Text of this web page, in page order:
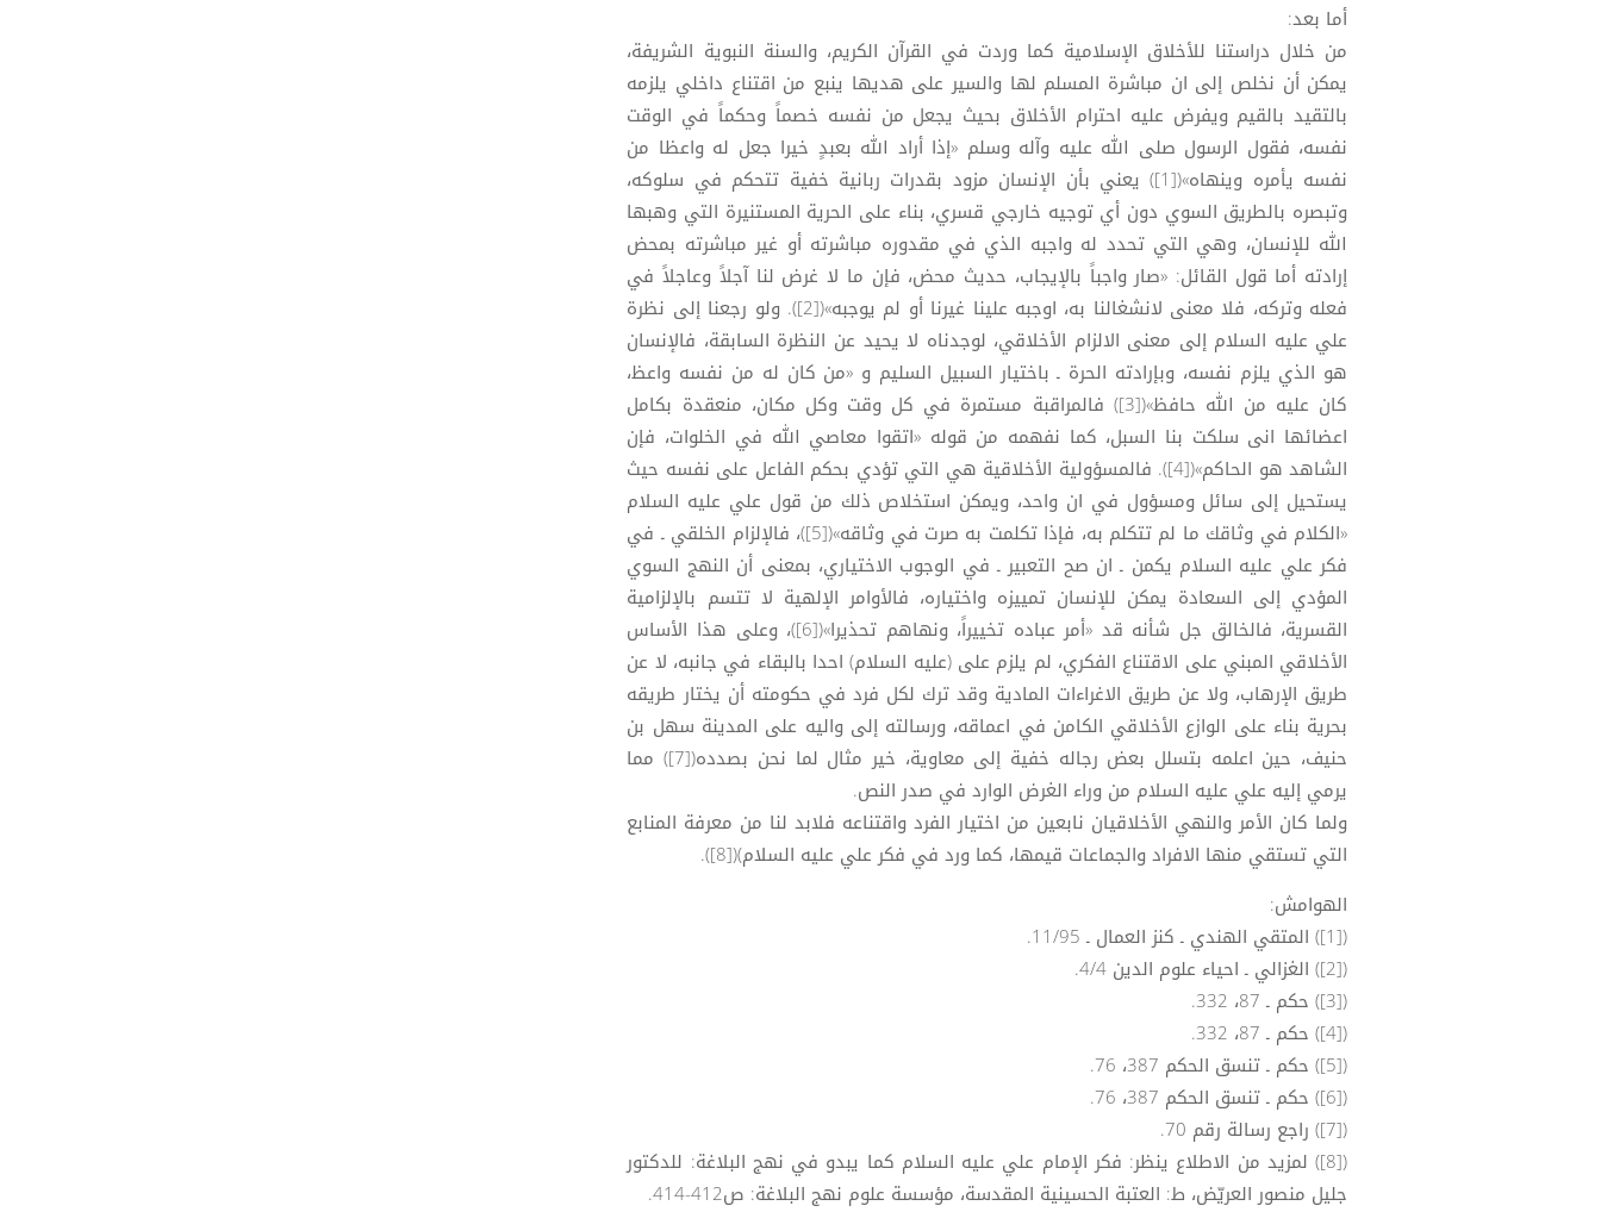
أما بعد:
من خلال دراستنا للأخلاق الإسلامية كما وردت في القرآن الكريم، والسنة النبوية الشريفة،
يمكن أن نخلص إلى ان مباشرة المسلم لها والسير على هديها ينبع من اقتناع داخلي يلزمه
بالتقيد بالقيم ويفرض عليه احترام الأخلاق بحيث يجعل من نفسه خصماً وحكماً في الوقت
نفسه، فقول الرسول صلى الله عليه وآله وسلم «إذا أراد الله بعبدٍ خيرا جعل له واعظا من
نفسه يأمره وينهاه»([1]) يعني بأن الإنسان مزود بقدرات ربانية خفية تتحكم في سلوكه،
وتبصره بالطريق السوي دون أي توجيه خارجي قسري، بناء على الحرية المستنيرة التي وهبها
الله للإنسان، وهي التي تحدد له واجبه الذي في مقدوره مباشرته أو غير مباشرته بمحض
إرادته أما قول القائل: «صار واجباً بالإيجاب، حديث محض، فإن ما لا غرض لنا آجلاً وعاجلاً في
فعله وتركه، فلا معنى لانشغالنا به، اوجبه علينا غيرنا أو لم يوجبه»([2]). ولو رجعنا إلى نظرة
علي عليه السلام إلى معنى الالزام الأخلاقي، لوجدناه لا يحيد عن النظرة السابقة، فالإنسان
هو الذي يلزم نفسه، وبإرادته الحرة ـ باختيار السبيل السليم و «من كان له من نفسه واعظ،
كان عليه من الله حافظ»([3]) فالمراقبة مستمرة في كل وقت وكل مكان، منعقدة بكامل
اعضائها انى سلكت بنا السبل، كما نفهمه من قوله «اتقوا معاصي الله في الخلوات، فإن
الشاهد هو الحاكم»([4]). فالمسؤولية الأخلاقية هي التي تؤدي بحكم الفاعل على نفسه حيث
يستحيل إلى سائل ومسؤول في ان واحد، ويمكن استخلاص ذلك من قول علي عليه السلام
«الكلام في وثاقك ما لم تتكلم به، فإذا تكلمت به صرت في وثاقه»([5])، فالإلزام الخلقي ـ في
فكر علي عليه السلام يكمن ـ ان صح التعبير ـ في الوجوب الاختياري، بمعنى أن النهج السوي
المؤدي إلى السعادة يمكن للإنسان تمييزه واختياره، فالأوامر الإلهية لا تتسم بالإلزامية
القسرية، فالخالق جل شأنه قد «أمر عباده تخييراً، ونهاهم تحذيرا»([6])، وعلى هذا الأساس
الأخلاقي المبني على الاقتناع الفكري، لم يلزم على (عليه السلام) احدا بالبقاء في جانبه، لا عن
طريق الإرهاب، ولا عن طريق الاغراءات المادية وقد ترك لكل فرد في حكومته أن يختار طريقه
بحرية بناء على الوازع الأخلاقي الكامن في اعماقه، ورسالته إلى واليه على المدينة سهل بن
حنيف، حين اعلمه بتسلل بعض رجاله خفية إلى معاوية، خير مثال لما نحن بصدده([7]) مما
يرمي إليه علي عليه السلام من وراء الغرض الوارد في صدر النص.
ولما كان الأمر والنهي الأخلاقيان نابعين من اختيار الفرد واقتناعه فلابد لنا من معرفة المنابع
التي تستقي منها الافراد والجماعات قيمها، كما ورد في فكر علي عليه السلام)([8]).
الهوامش:
([1]) المتقي الهندي ـ كنز العمال ـ 11/95.
([2]) الغزالي ـ احياء علوم الدين 4/4.
([3]) حكم ـ 87، 332.
([4]) حكم ـ 87، 332.
([5]) حكم ـ تنسق الحكم 387، 76.
([6]) حكم ـ تنسق الحكم 387، 76.
([7]) راجع رسالة رقم 70.
([8]) لمزيد من الاطلاع ينظر: فكر الإمام علي عليه السلام كما يبدو في نهج البلاغة: للدكتور
جليل منصور العريّض، ط: العتبة الحسينية المقدسة، مؤسسة علوم نهج البلاغة: ص412-414.